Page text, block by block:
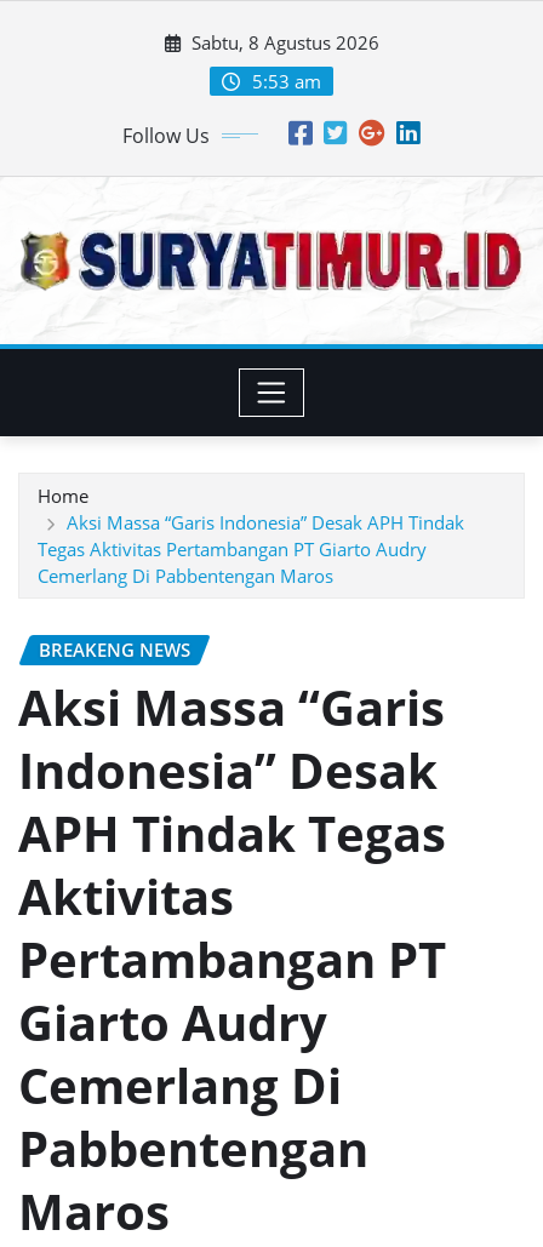
Sabtu, 8 Agustus 2026
5:53 am
Follow Us
Home
Aksi Massa “Garis Indonesia” Desak APH Tindak
Tegas Aktivitas Pertambangan PT Giarto Audry
Cemerlang Di Pabbentengan Maros
BREAKENG NEWS
Aksi Massa “Garis
Indonesia” Desak
APH Tindak Tegas
Aktivitas
Pertambangan PT
Giarto Audry
Cemerlang Di
Pabbentengan
Maros